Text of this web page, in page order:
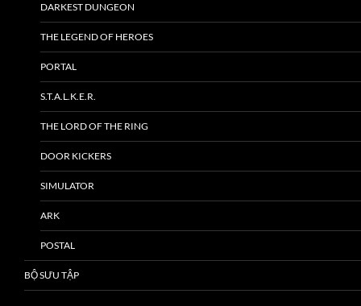
DARKEST DUNGEON
THE LEGEND OF HEROES
PORTAL
S.T.A.L.K.E.R.
THE LORD OF THE RING
DOOR KICKERS
SIMULATOR
ARK
POSTAL
BỘ SƯU TẬP